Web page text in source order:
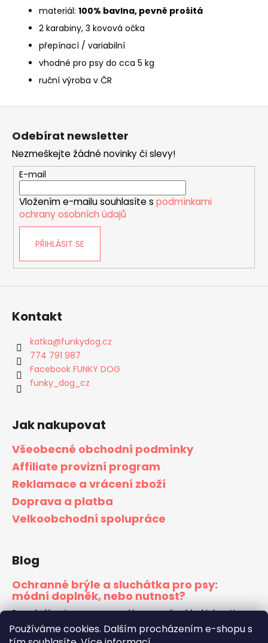
Používáme cookies. Dalším procházením e-shopu s
materiál: 100% bavlna, pevně prošitá
2 karabiny, 3 kovová očka
přepínací / variabilní
vhodné pro psy do cca 5 kg
ruční výroba v ČR
Z
Odebírat newsletter
Nezmeškejte žádné novinky či slevy!
E-mail
Vložením e-mailu souhlasíte s podmínkami
ochrany osobních údajů
PŘIHLÁSIT SE
Kontakt
katka@funkydog.cz
774 791 987
Facebook FUNKY DOG
funky_dog_cz
Jak nakupovat
Všeobecné obchodní podmínky
Affiliate provizní program
Reklamace a vrácení zboží
Doprava a platba
Velkoobchodní spolupráce
Blog
Ochranné brýle a sluchátka pro psy:
módní doplněk, nebo nutnost?
Pes s brýlemi na nose vypadá na první pohled jako vtip z
internetu. Stačí ale jeden den na horách s ostrým
sluncem, jedna jízda na motorce nebo jeden ohňostroj,